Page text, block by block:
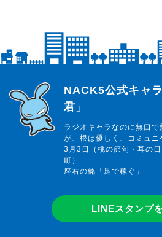
らじっと君
NACK5公式キャ
君」
ラジオキャラなのに無口
が、根は優しく、コミュニ
3月3日（桃の節句・耳の
町）
座右の銘「足で稼ぐ」
LINEスタンプ